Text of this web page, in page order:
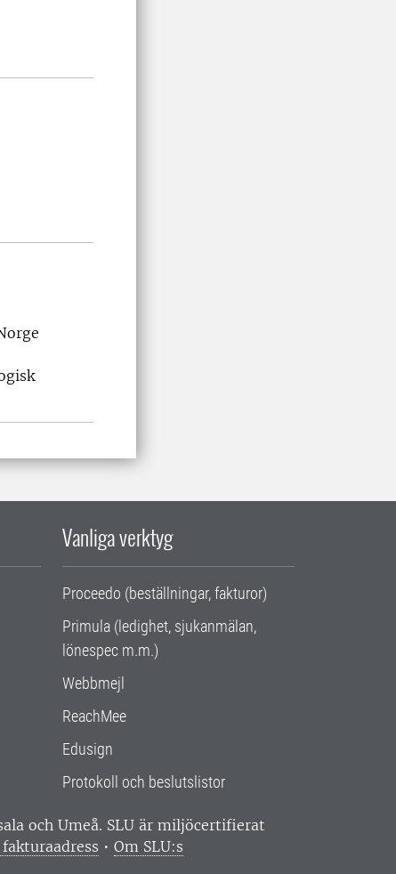
Vanliga verktyg
Proceedo (beställningar, fakturor)
Primula (ledighet, sjukanmälan,
lönespec m.m.)
Webbmejl
ReachMee
Edusign
Protokoll och beslutslistor
och Umeå. SLU är miljöcertifierat
fakturaadress • Om SLU:s